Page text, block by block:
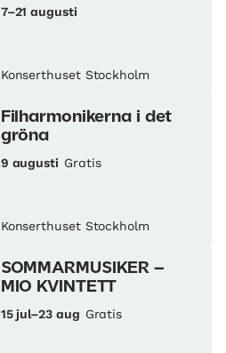
7–21 augusti
Konserthuset Stockholm
Filharmonikerna i det
gröna
9 augusti Gratis
Konserthuset Stockholm
SOMMARMUSIKER –
MIO KVINTETT
15 jul–23 aug Gratis